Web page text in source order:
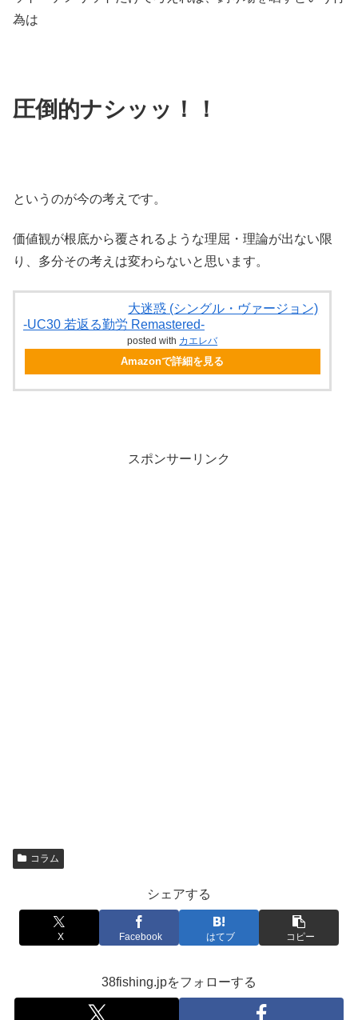
為は
圧倒的ナシッッ！！
というのが今の考えです。
価値観が根底から覆されるような理屈・理論が出ない限
り、多分その考えは変わらないと思います。
大迷惑 (シングル・ヴァージョン)
-UC30 若返る勤労 Remastered-
posted with カエレバ
Amazonで詳細を見る
スポンサーリンク
コラム
シェアする
X Facebook はてブ コピー
38fishing.jpをフォローする